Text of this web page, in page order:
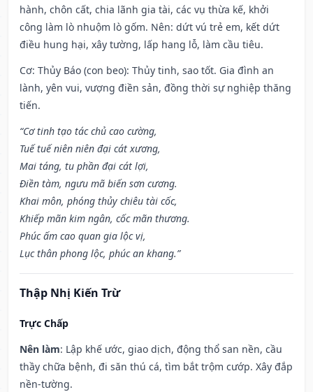
hành, chôn cất, chia lãnh gia tài, các vụ thừa kế, khởi
công làm lò nhuộm lò gốm. Nên: dứt vú trẻ em, kết dứt
điều hung hại, xây tường, lấp hang lỗ, làm cầu tiêu.
Cơ: Thủy Báo (con beo): Thủy tinh, sao tốt. Gia đình an
lành, yên vui, vượng điền sản, đồng thời sự nghiệp thăng
tiến.
“Cơ tinh tạo tác chủ cao cường,
Tuế tuế niên niên đại cát xương,
Mai táng, tu phần đại cát lợi,
Điền tàm, ngưu mã biến sơn cương.
Khai môn, phóng thủy chiêu tài cốc,
Khiếp mãn kim ngân, cốc mãn thương.
Phúc ấm cao quan gia lộc vị,
Lục thân phong lộc, phúc an khang.”
Thập Nhị Kiến Trừ
Trực Chấp
Nên làm: Lập khế ước, giao dịch, động thổ san nền, cầu
thầy chữa bệnh, đi săn thú cá, tìm bắt trộm cướp. Xây đắp
nền-tường.